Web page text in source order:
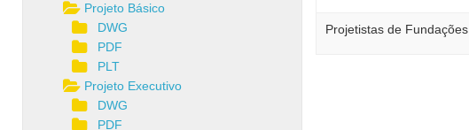
Projetistas de Fundações
Projeto Básico
DWG
PDF
PLT
Projeto Executivo
DWG
PDF